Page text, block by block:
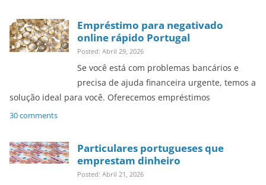
Empréstimo para negativado
online rápido Portugal
Posted: Abril 29, 2026
Se você está com problemas bancários e
precisa de ajuda financeira urgente, temos a
solução ideal para você. Oferecemos empréstimos
30 comments
Particulares portugueses que
emprestam dinheiro
Posted: Abril 21, 2026